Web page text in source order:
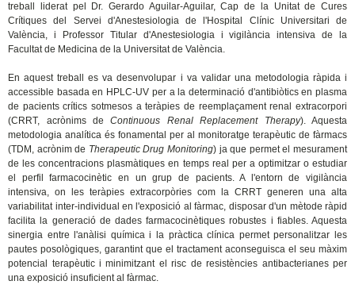
treball liderat pel Dr. Gerardo Aguilar-Aguilar, Cap de la Unitat de Cures
Crítiques del Servei d'Anestesiologia de l'Hospital Clínic Universitari de
València, i Professor Titular d'Anestesiologia i vigilància intensiva de la
Facultat de Medicina de la Universitat de València.
En aquest treball es va desenvolupar i va validar una metodologia ràpida i
accessible basada en HPLC‑UV per a la determinació d'antibiòtics en plasma
de pacients crítics sotmesos a teràpies de reemplaçament renal extracorpori
(CRRT, acrònims deContinuous Renal Replacement Therapy). Aquesta
metodologia analítica és fonamental per al monitoratge terapèutic de fàrmacs
(TDM, acrònim de Therapeutic Drug Monitoring) ja que permet el mesurament
de les concentracions plasmàtiques en temps real per a optimitzar o estudiar
el perfil farmacocinètic en un grup de pacients. A l'entorn de vigilància
intensiva, on les teràpies extracorpòries com la CRRT generen una alta
variabilitat inter-individual en l'exposició al fàrmac, disposar d'un mètode ràpid
facilita la generació de dades farmacocinètiques robustes i fiables. Aquesta
sinergia entre l'anàlisi química i la pràctica clínica permet personalitzar les
pautes posològiques, garantint que el tractament aconseguisca el seu màxim
potencial terapèutic i minimitzant el risc de resistències antibacterianes per
una exposició insuficient al fàrmac.